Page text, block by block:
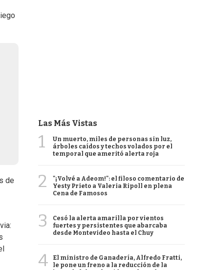
de
Las Más Vistas
1
Un muerto, miles de personas sin luz,
árboles caídos y techos volados por el
temporal que ameritó alerta roja
2
"¡Volvé a Adeom!": el filoso comentario de
Yesty Prieto a Valeria Ripoll en plena
Cena de Famosos
3
Cesó la alerta amarilla por vientos
fuertes y persistentes que abarcaba
desde Montevideo hasta el Chuy
4
El ministro de Ganadería, Alfredo Fratti,
le pone un freno a la reducción de la